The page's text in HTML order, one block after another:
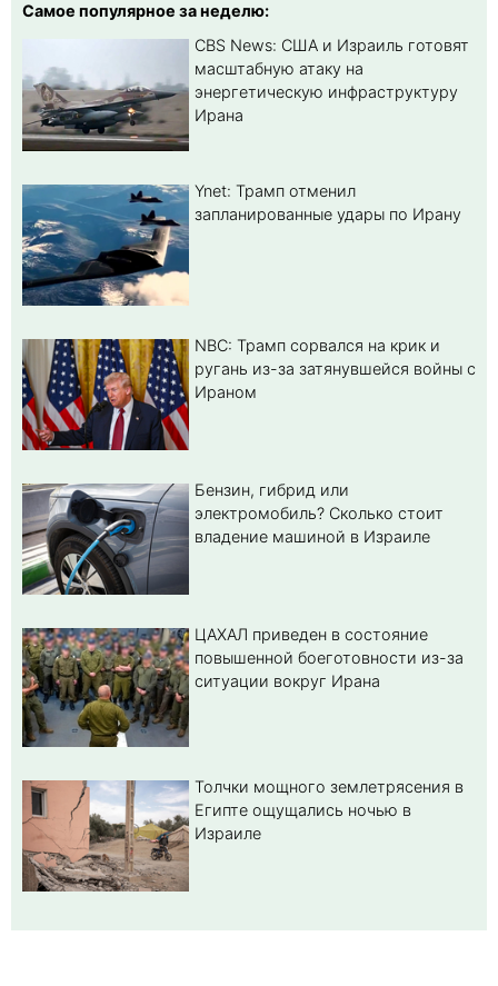
Самое популярное за неделю:
CBS News: США и Израиль готовят
масштабную атаку на
энергетическую инфраструктуру
Ирана
Ynet: Трамп отменил
запланированные удары по Ирану
NBC: Трамп сорвался на крик и
ругань из-за затянувшейся войны с
Ираном
Бензин, гибрид или
электромобиль? Cколько стоит
владение машиной в Израиле
ЦАХАЛ приведен в состояние
повышенной боеготовности из-за
ситуации вокруг Ирана
Толчки мощного землетрясения в
Египте ощущались ночью в
Израиле